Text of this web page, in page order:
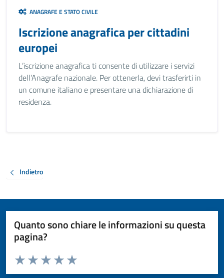
ANAGRAFE E STATO CIVILE
Iscrizione anagrafica per cittadini
europei
L’iscrizione anagrafica ti consente di utilizzare i servizi
dell’Anagrafe nazionale. Per ottenerla, devi trasferirti in
un comune italiano e presentare una dichiarazione di
residenza.
Indietro
Quanto sono chiare le informazioni su questa
pagina?
Valuta da 1 a 5 stelle la pagina
Valuta 5 stelle su 5
Valuta 4 stelle su 5
Valuta 3 stelle su 5
Valuta 2 stelle su 5
Valuta 1 stelle su 5